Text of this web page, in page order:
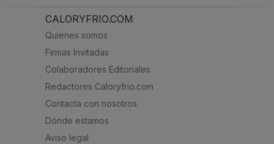
CALORYFRIO.COM
Quienes somos
Firmas Invitadas
Colaboradores Editoriales
Redactores Caloryfrio.com
Contacta con nosotros
Dónde estamos
Aviso legal